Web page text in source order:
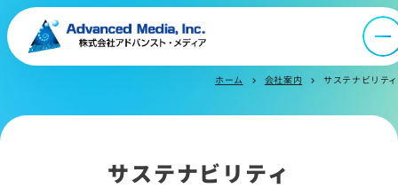
採用情報
ホーム chevron_right 会社案内 chevron_right サステナビリティ
サステナビリティ